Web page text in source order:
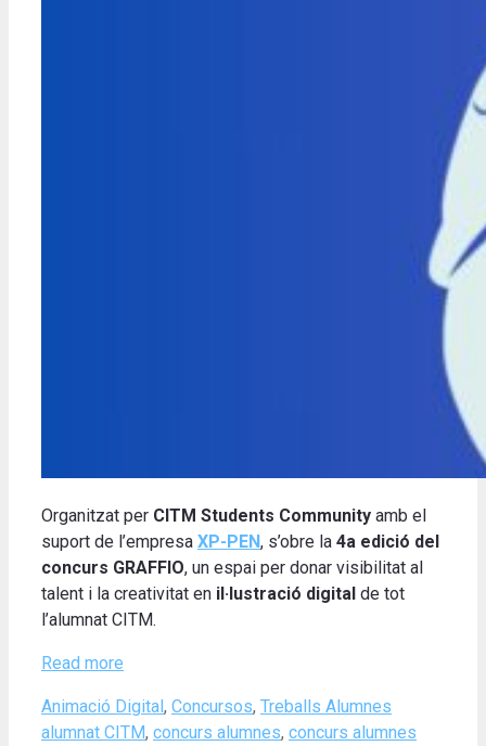
Organitzat per CITM Students Community amb el
suport de l’empresa XP-PEN, s’obre la 4a edició del
concurs GRAFFIO, un espai per donar visibilitat al
talent i la creativitat en il·lustració digital de tot
l’alumnat CITM.
Read more
Categories
Animació Digital, Concursos, Treballs Alumnes
alumnat CITM, concurs alumnes, concurs alumnes